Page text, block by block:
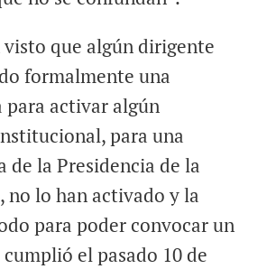
visto que algún dirigente
formalmente una
activar algún
para una
de la Presidencia de la
no lo han activado y la
para poder convocar un
el pasado 10 de